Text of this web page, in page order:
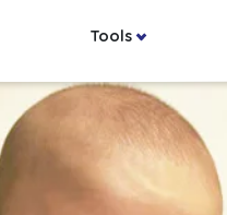
Tools